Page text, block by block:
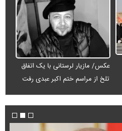
عکس/ مازیار لرستانی با یک اتفاق
تلخ از مراسم ختم اکبر عبدی رفت